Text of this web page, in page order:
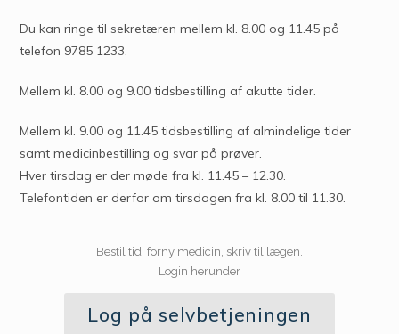
Du kan ringe til sekretæren mellem kl. 8.00 og 11.45 på
telefon 9785 1233.
Mellem kl. 8.00 og 9.00 tidsbestilling af akutte tider.
Mellem kl. 9.00 og 11.45 tidsbestilling af almindelige tider
samt medicinbestilling og svar på prøver.
Hver tirsdag er der møde fra kl. 11.45 – 12.30.
Telefontiden er derfor om tirsdagen fra kl. 8.00 til 11.30.
Bestil tid, forny medicin, skriv til lægen.
Login herunder
Log på selvbetjeningen